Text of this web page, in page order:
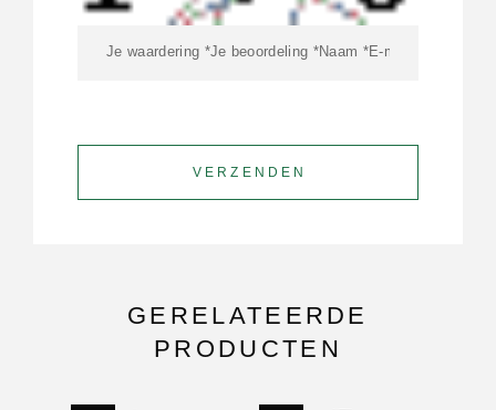
GERELATEERDE
PRODUCTEN